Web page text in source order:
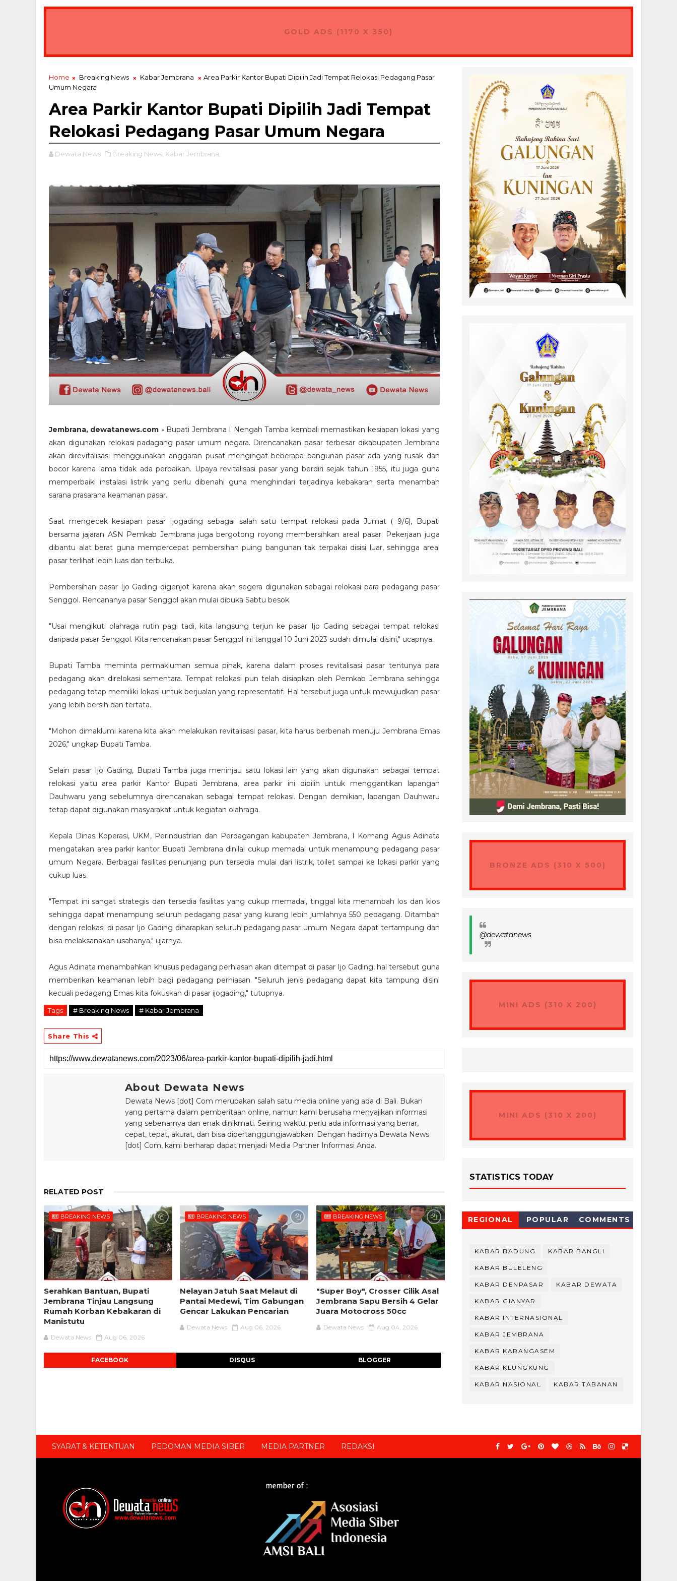
GOLD ADS (1170 X 350)
Home Breaking News Kabar Jembrana
Area Parkir Kantor Bupati Dipilih Jadi Tempat Relokasi Pedagang Pasar
Umum Negara
Area Parkir Kantor Bupati Dipilih Jadi Tempat
Relokasi Pedagang Pasar Umum Negara
Dewata News Breaking News, Kabar Jembrana,
Jembrana, dewatanews.com - Bupati Jembrana I Nengah Tamba kembali memastikan kesiapan lokasi yang
akan digunakan relokasi padagang pasar umum negara. Direncanakan pasar terbesar dikabupaten Jembrana
akan direvitalisasi menggunakan anggaran pusat mengingat beberapa bangunan pasar ada yang rusak dan
bocor karena lama tidak ada perbaikan. Upaya revitalisasi pasar yang berdiri sejak tahun 1955, itu juga guna
memperbaiki instalasi listrik yang perlu dibenahi guna menghindari terjadinya kebakaran serta menambah
sarana prasarana keamanan pasar.
Saat mengecek kesiapan pasar Ijogading sebagai salah satu tempat relokasi pada Jumat ( 9/6), Bupati
bersama jajaran ASN Pemkab Jembrana juga bergotong royong membersihkan areal pasar. Pekerjaan juga
dibantu alat berat guna mempercepat pembersihan puing bangunan tak terpakai disisi luar, sehingga areal
pasar terlihat lebih luas dan terbuka.
Pembersihan pasar Ijo Gading digenjot karena akan segera digunakan sebagai relokasi para pedagang pasar
Senggol. Rencananya pasar Senggol akan mulai dibuka Sabtu besok.
"Usai mengikuti olahraga rutin pagi tadi, kita langsung terjun ke pasar Ijo Gading sebagai tempat relokasi
daripada pasar Senggol. Kita rencanakan pasar Senggol ini tanggal 10 Juni 2023 sudah dimulai disini," ucapnya.
Bupati Tamba meminta permakluman semua pihak, karena dalam proses revitalisasi pasar tentunya para
pedagang akan direlokasi sementara. Tempat relokasi pun telah disiapkan oleh Pemkab Jembrana sehingga
pedagang tetap memiliki lokasi untuk berjualan yang representatif. Hal tersebut juga untuk mewujudkan pasar
yang lebih bersih dan tertata.
"Mohon dimaklumi karena kita akan melakukan revitalisasi pasar, kita harus berbenah menuju Jembrana Emas
2026," ungkap Bupati Tamba.
Selain pasar Ijo Gading, Bupati Tamba juga meninjau satu lokasi lain yang akan digunakan sebagai tempat
relokasi yaitu area parkir Kantor Bupati Jembrana, area parkir ini dipilih untuk menggantikan lapangan
Dauhwaru yang sebelumnya direncanakan sebagai tempat relokasi. Dengan demikian, lapangan Dauhwaru
tetap dapat digunakan masyarakat untuk kegiatan olahraga.
Kepala Dinas Koperasi, UKM, Perindustrian dan Perdagangan kabupaten Jembrana, I Komang Agus Adinata
mengatakan area parkir kantor Bupati Jembrana dinilai cukup memadai untuk menampung pedagang pasar
umum Negara. Berbagai fasilitas penunjang pun tersedia mulai dari listrik, toilet sampai ke lokasi parkir yang
cukup luas.
"Tempat ini sangat strategis dan tersedia fasilitas yang cukup memadai, tinggal kita menambah los dan kios
sehingga dapat menampung seluruh pedagang pasar yang kurang lebih jumlahnya 550 pedagang. Ditambah
dengan relokasi di pasar Ijo Gading diharapkan seluruh pedagang pasar umum Negara dapat tertampung dan
bisa melaksanakan usahanya," ujarnya.
Agus Adinata menambahkan khusus pedagang perhiasan akan ditempat di pasar Ijo Gading, hal tersebut guna
memberikan keamanan lebih bagi pedagang perhiasan. "Seluruh jenis pedagang dapat kita tampung disini
kecuali pedagang Emas kita fokuskan di pasar ijogading," tutupnya.
Tags # Breaking News # Kabar Jembrana
Share This
About Dewata News
Dewata News [dot] Com merupakan salah satu media online yang ada di Bali. Bukan
yang pertama dalam pemberitaan online, namun kami berusaha menyajikan informasi
yang sebenarnya dan enak dinikmati. Seiring waktu, perlu ada informasi yang benar,
cepat, tepat, akurat, dan bisa dipertanggungjawabkan. Dengan hadirnya Dewata News
[dot] Com, kami berharap dapat menjadi Media Partner Informasi Anda.
RELATED POST
BREAKING NEWS
Serahkan Bantuan, Bupati
Jembrana Tinjau Langsung
Rumah Korban Kebakaran di
Manistutu
Dewata News Aug 06, 2026
BREAKING NEWS
Nelayan Jatuh Saat Melaut di
Pantai Medewi, Tim Gabungan
Gencar Lakukan Pencarian
Dewata News Aug 06, 2026
BREAKING NEWS
"Super Boy", Crosser Cilik Asal
Jembrana Sapu Bersih 4 Gelar
Juara Motocross 50cc
Dewata News Aug 04, 2026
FACEBOOK DISQUS BLOGGER
BRONZE ADS (310 X 500)
@dewatanews
MINI ADS (310 X 200)
MINI ADS (310 X 200)
STATISTICS TODAY
REGIONAL POPULAR COMMENTS
KABAR BADUNG KABAR BANGLI
KABAR BULELENG
KABAR DENPASAR KABAR DEWATA
KABAR GIANYAR
KABAR INTERNASIONAL
KABAR JEMBRANA
KABAR KARANGASEM
KABAR KLUNGKUNG
KABAR NASIONAL KABAR TABANAN
SYARAT & KETENTUAN PEDOMAN MEDIA SIBER MEDIA PARTNER REDAKSI